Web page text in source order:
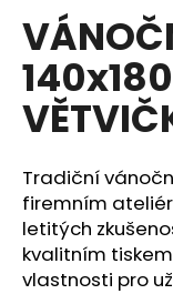
produktu
je
0,0
5
hvězdiček.
Tradiční
firemním
letitých
kvalitním
vlastnosti pro
a
j
í
t
?